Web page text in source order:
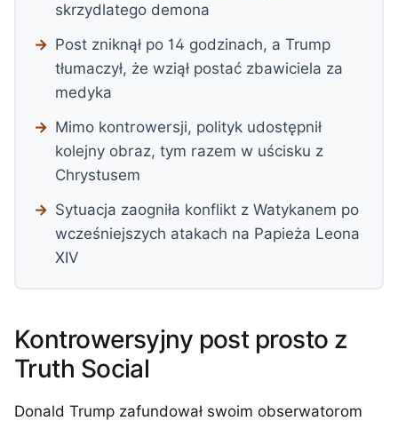
skrzydlatego demona
Post zniknął po 14 godzinach, a Trump
tłumaczył, że wziął postać zbawiciela za
medyka
Mimo kontrowersji, polityk udostępnił
kolejny obraz, tym razem w uścisku z
Chrystusem
Sytuacja zaogniła konflikt z Watykanem po
wcześniejszych atakach na Papieża Leona
XIV
Kontrowersyjny post prosto z
Truth Social
Donald Trump zafundował swoim obserwatorom